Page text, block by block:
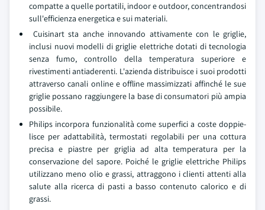
compatte a quelle portatili, indoor e outdoor, concentrandosi
sull'efficienza energetica e sui materiali.
Cuisinart sta anche innovando attivamente con le griglie,
inclusi nuovi modelli di griglie elettriche dotati di tecnologia
senza fumo, controllo della temperatura superiore e
rivestimenti antiaderenti. L'azienda distribuisce i suoi prodotti
attraverso canali online e offline massimizzati affinché le sue
griglie possano raggiungere la base di consumatori più ampia
possibile.
Philips incorpora funzionalità come superfici a coste doppie-
lisce per adattabilità, termostati regolabili per una cottura
precisa e piastre per griglia ad alta temperatura per la
conservazione del sapore. Poiché le griglie elettriche Philips
utilizzano meno olio e grassi, attraggono i clienti attenti alla
salute alla ricerca di pasti a basso contenuto calorico e di
grassi.